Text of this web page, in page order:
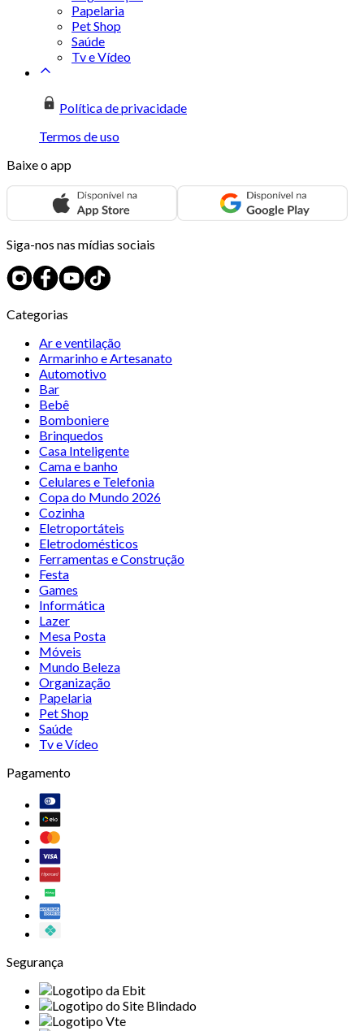
Papelaria
Pet Shop
Saúde
Tv e Vídeo
Política de privacidade
Termos de uso
Baixe o app
Siga-nos nas mídias sociais
Categorias
Ar e ventilação
Armarinho e Artesanato
Automotivo
Bar
Bebê
Bomboniere
Brinquedos
Casa Inteligente
Cama e banho
Celulares e Telefonia
Copa do Mundo 2026
Cozinha
Eletroportáteis
Eletrodomésticos
Ferramentas e Construção
Festa
Games
Informática
Lazer
Mesa Posta
Móveis
Mundo Beleza
Organização
Papelaria
Pet Shop
Saúde
Tv e Vídeo
Pagamento
Segurança